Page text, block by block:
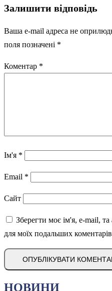
Залишити відповідь
Ваша e-mail адреса не
поля позначені *
Коментар *
Ім'я *
Email *
Сайт
Зберегти моє ім'я, e-mail, та
для моїх подальших
НОВИНИ